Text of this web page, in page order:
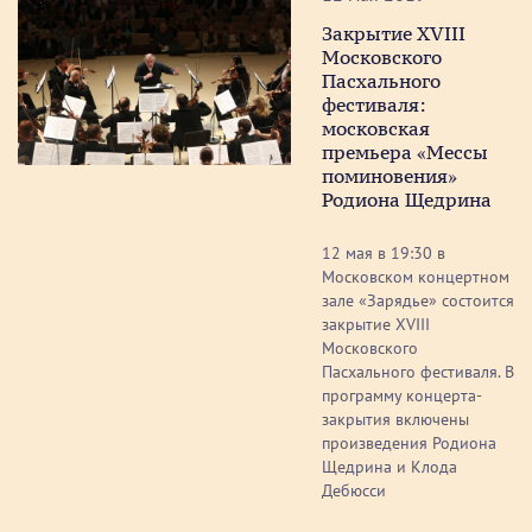
Закрытие XVIII
Московского
Пасхального
фестиваля:
московская
премьера «Мессы
поминовения»
Родиона Щедрина
12 мая в 19:30 в
Московском концертном
зале «Зарядье» состоится
закрытие XVIII
Московского
Пасхального фестиваля. В
программу концерта-
закрытия включены
произведения Родиона
Щедрина и Клода
Дебюсси